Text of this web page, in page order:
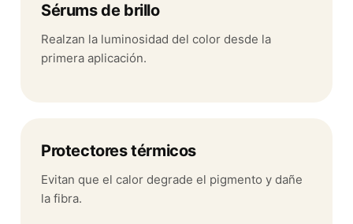
Sérums de brillo
Realzan la luminosidad del color desde la
primera aplicación.
Protectores térmicos
Evitan que el calor degrade el pigmento y dañe
la fibra.